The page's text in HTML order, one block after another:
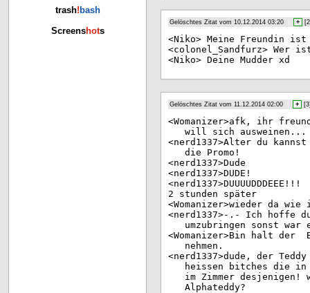
trash! bash
Screenshots
Gelöschtes Zitat vom 10.12.2014 03:20 + [
<Ni ko> Meine Freundin
<co lonel_Sandfurz> Wer
<Ni ko> Deine Mudder xd
Gelöschtes Zitat vom 11.12.2014 02:00 + [3
<Womanizer>afk, ihr
will sich ausweinen...
<ne rd1337>Alter du
die Promo!
<ne rd1337>Dude
<ne rd1337>DUDE!
<ne rd1337>DUUUUDDDEEE!!!
2 stunden später
<Womanizer>wieder da wie
<ne rd1337>-.- Ich hoffe
umzubringen sonst
<Womanizer>Bin halt der
nehmen.
<ne rd1337>dude, der
heissen bitches die in
im Zimmer
Alphateddy?